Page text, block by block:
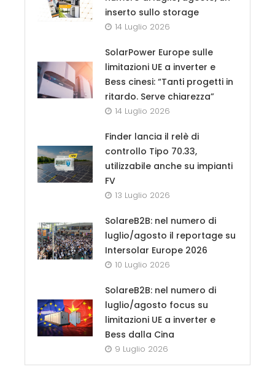
inserto sullo storage
14 Luglio 2026
SolarPower Europe sulle
limitazioni UE a inverter e
Bess cinesi: “Tanti progetti in
ritardo. Serve chiarezza”
14 Luglio 2026
Finder lancia il relè di
controllo Tipo 70.33,
utilizzabile anche su impianti
FV
13 Luglio 2026
SolareB2B: nel numero di
luglio/agosto il reportage su
Intersolar Europe 2026
10 Luglio 2026
SolareB2B: nel numero di
luglio/agosto focus su
limitazioni UE a inverter e
Bess dalla Cina
9 Luglio 2026